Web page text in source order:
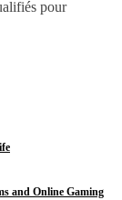
pour
and Online Gaming